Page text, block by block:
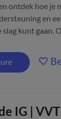
ontdek hoe je
en
slag kunt gaan.
IG | VVT